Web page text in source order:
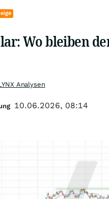
Wo bleiben
Analysen
10.06.2026, 08:14